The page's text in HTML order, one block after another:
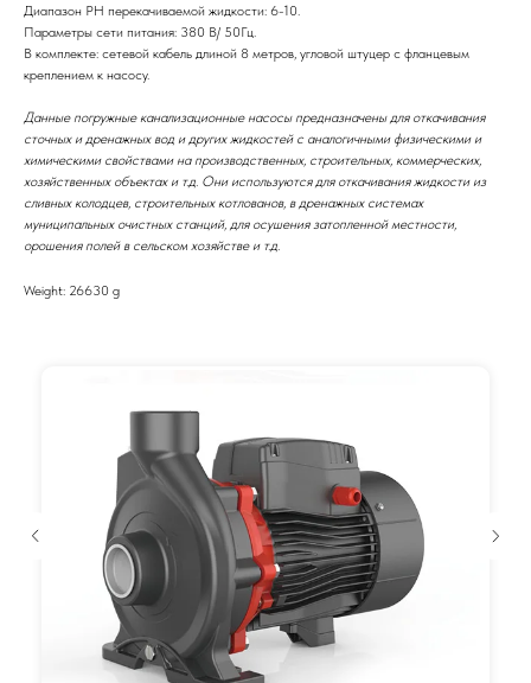
Диапазон РН перекачиваемой жидкости: 6-10.
Параметры сети питания: 380 В/ 50Гц.
В комплекте: сетевой кабель длиной 8 метров, угловой штуцер с фланцевым
креплением к насосу.
Данные погружные канализационные насосы предназначены для откачивания
сточных и дренажных вод и других жидкостей с аналогичными физическими и
химическими свойствами на производственных, строительных, коммерческих,
хозяйственных объектах и т.д. Они используются для откачивания жидкости из
сливных колодцев, строительных котлованов, в дренажных системах
муниципальных очистных станций, для осушения затопленной местности,
орошения полей в сельском хозяйстве и т.д.
Weight: 26630 g